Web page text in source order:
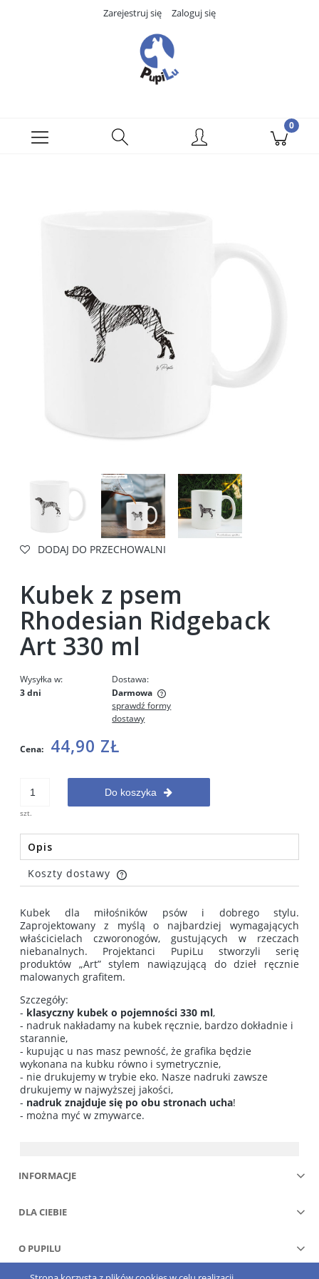
Zarejestruj się Zaloguj się
DODAJ DO PRZECHOWALNI
Kubek z psem
Rhodesian Ridgeback
Art 330 ml
Wysyłka w:
3 dni
Dostawa:
Darmowa
Cena nie zawiera ewentualnych kosztów płatności
sprawdź formy
dostawy
Cena: 44,90 ZŁ
szt.
Do koszyka
Opis
Koszty dostawy
Cena nie zawiera ewentualnych kosztów płatności
Kubek dla miłośników psów i dobrego stylu.
Zaprojektowany z myślą o najbardziej wymagających
właścicielach czworonogów, gustujących w rzeczach
niebanalnych. Projektanci PupiLu stworzyli serię
produktów „Art” stylem nawiązującą do dzieł ręcznie
malowanych grafitem.
Szczegóły:
- klasyczny kubek o pojemności 330 ml,
- nadruk nakładamy na kubek ręcznie, bardzo dokładnie i
starannie,
- kupując u nas masz pewność, że grafika będzie
wykonana na kubku równo i symetrycznie,
- nie drukujemy w trybie eko. Nasze nadruki zawsze
drukujemy w najwyższej jakości,
- nadruk znajduje się po obu stronach ucha!
- można myć w zmywarce.
INFORMACJE
DLA CIEBIE
O PUPILU